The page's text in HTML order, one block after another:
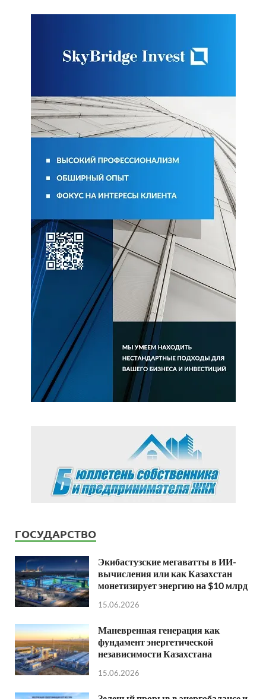
ГОСУДАРСТВО
Экибастузские мегаватты в ИИ-
вычисления или как Казахстан
монетизирует энергию на $10 млрд
15.06.2026
Маневренная генерация как
фундамент энергетической
независимости Казахстана
15.06.2026